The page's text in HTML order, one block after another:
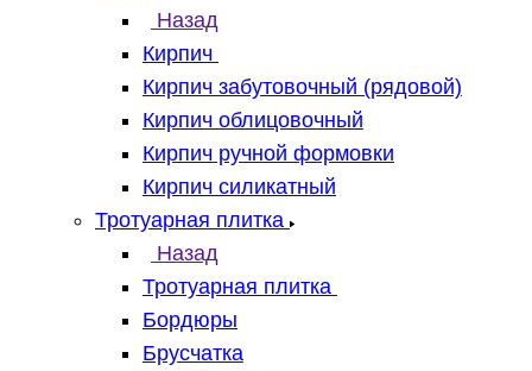
Назад
Кирпич
Кирпич забутовочный (рядовой)
Кирпич облицовочный
Кирпич ручной формовки
Кирпич силикатный
Тротуарная плитка
Назад
Тротуарная плитка
Бордюры
Брусчатка